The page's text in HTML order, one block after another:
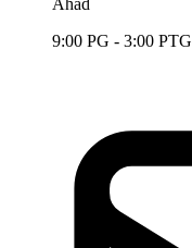
9:00 PG - 3:00 PTG